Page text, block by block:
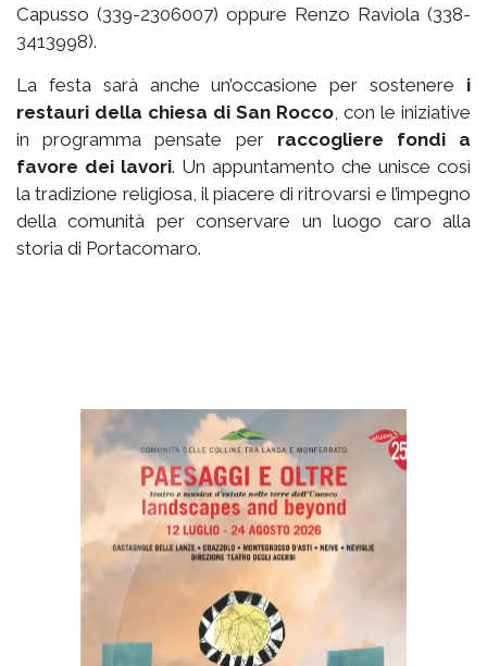
Capusso (339-2306007) oppure Renzo Raviola (338-
3413998).
La festa sarà anche un’occasione per sostenere i
restauri della chiesa di San Rocco, con le iniziative
in programma pensate per raccogliere fondi a
favore dei lavori. Un appuntamento che unisce così
la tradizione religiosa, il piacere di ritrovarsi e l’impegno
della comunità per conservare un luogo caro alla
storia di Portacomaro.